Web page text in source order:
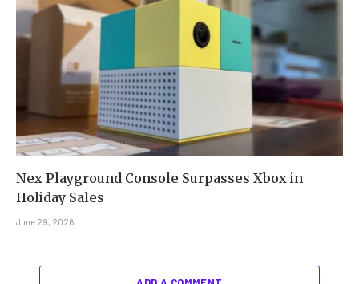
Nex Playground Console Surpasses Xbox in
Holiday Sales
June 29, 2026